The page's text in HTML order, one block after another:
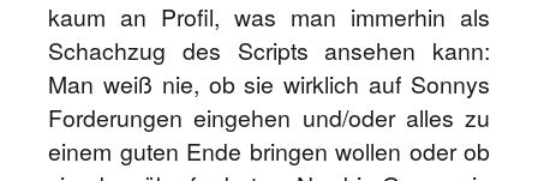
kaum an Profil, was man immerhin als
Schachzug des Scripts ansehen kann:
Man weiß nie, ob sie wirklich auf Sonnys
Forderungen eingehen und/oder alles zu
einem guten Ende bringen wollen oder ob